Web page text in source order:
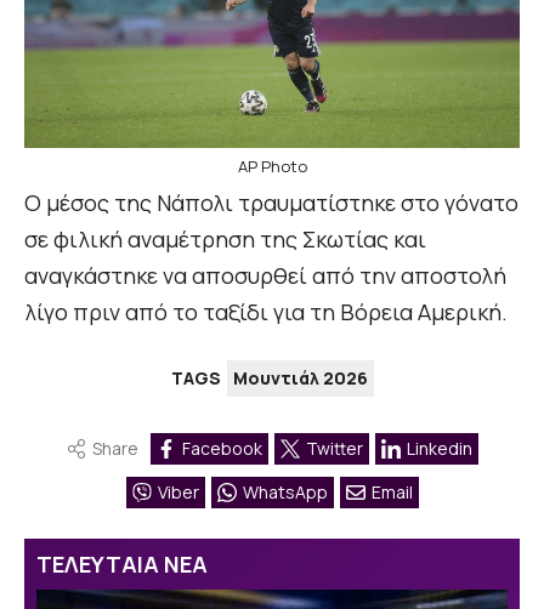
AP Photo
Ο μέσος της Νάπολι τραυματίστηκε στο γόνατο
σε φιλική αναμέτρηση της Σκωτίας και
αναγκάστηκε να αποσυρθεί από την αποστολή
λίγο πριν από το ταξίδι για τη Βόρεια Αμερική.
TAGS Μουντιάλ 2026
Share Facebook Twitter
Linkedin
Viber
WhatsApp Email
ΤΕΛΕΥΤΑΙΑ ΝΕΑ